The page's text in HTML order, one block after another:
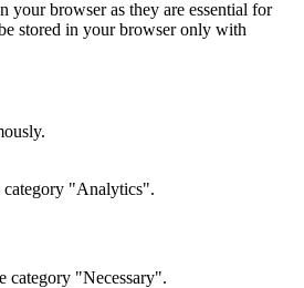
your browser as they are essential for
stored in your browser only with
category "Analytics".
category "Necessary".